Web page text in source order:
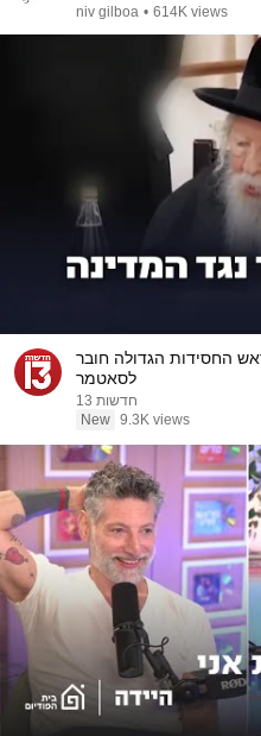
niv gilboa • 614K views
החסידות הגדולה חובר
לסאטמר
חדשות 13
New 9.3K views